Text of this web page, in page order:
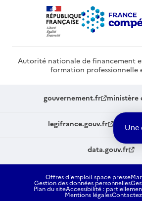
Autorité nationale de financement
formation professionnelle
gouvernement.fr ministère
legifrance.gouv.fr
data.gouv.fr
Offres d'emploiEspace presse
Gestion des données personnelles
Plan du siteAccessibilité :
Mentions légales
Une